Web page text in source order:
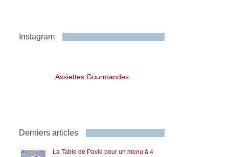
Instagram
Assiettes Gourmandes
Derniers articles
La Table de Pavie pour un menu à 4